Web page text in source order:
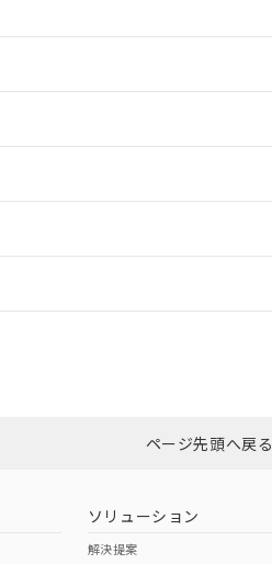
ダウンロードはこちらページ先頭へ戻る
ソリューション
解決提案